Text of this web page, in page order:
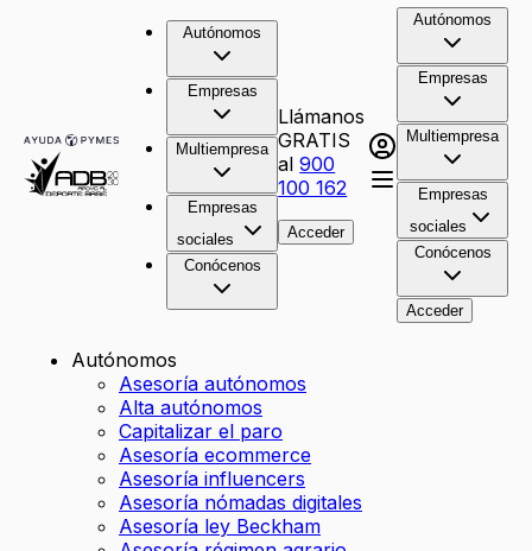
Autónomos
Empresas
Multiempresa
Empresas
sociales
Conócenos
Llámanos
GRATIS
al900
100 162
Acceder
Autónomos
Empresas
Multiempresa
Empresas
sociales
Conócenos
Acceder
Autónomos
Asesoría autónomos
Alta autónomos
Capitalizar el paro
Asesoría ecommerce
Asesoría influencers
Asesoría nómadas digitales
Asesoría ley Beckham